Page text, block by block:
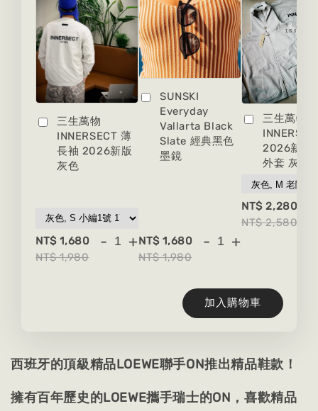
三生萬物
INNERSECT 薄
長袖 2026新版
灰色
NT$ 1,680
NT$ 1,980
- +
SUNSKI
Everyday
Vallarta Black
Slate 經典黑色
墨鏡
NT$ 1,680
NT$ 1,980
- +
三生萬物
2026新版
外套 灰色
NT$ 2,280
NT$ 2,580
加入購物車
西班牙的頂級精品LOEWE聯手ON推出精品鞋款！
擁有百年歷史的LOEWE攜手瑞士的ON，喜歡精品